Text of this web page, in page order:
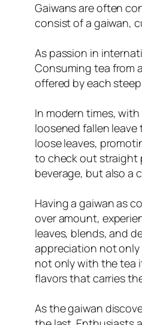
Gaiwans are often
consist of a gaiwan,
As passion in
Consuming tea from
offered by each
In modern times,
loosened fallen
loose leaves,
to check out straight
beverage, but also a
Having a gaiwan as
over amount,
leaves, blends, and
appreciation not
not only with the tea
flavors that carries
As the gaiwan